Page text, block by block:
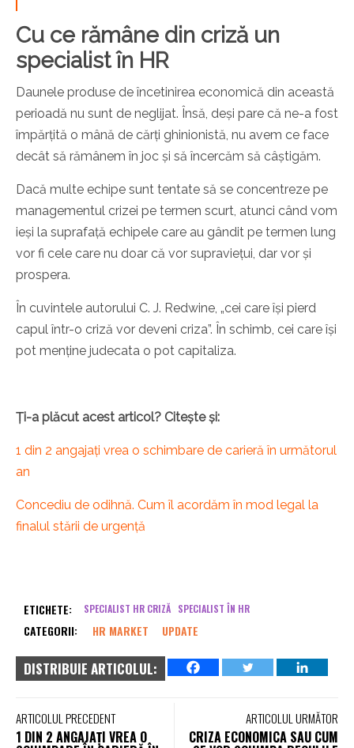
Cu ce rămâne din criză un
specialist în HR
Daunele produse de încetinirea economică din această
perioadă nu sunt de neglijat. Însă, deși pare că ne-a fost
împărțită o mână de cărți ghinionistă, nu avem ce face
decât să rămânem în joc și să încercăm să câștigăm.
Dacă multe echipe sunt tentate să se concentreze pe
managementul crizei pe termen scurt, atunci când vom
ieși la suprafață echipele care au gândit pe termen lung
vor fi cele care nu doar că vor supraviețui, dar vor și
prospera.
În cuvintele autorului C. J. Redwine, „cei care își pierd
capul într-o criză vor deveni criza”. În schimb, cei care își
pot menține judecata o pot capitaliza.
Ți-a plăcut acest articol? Citește și:
1 din 2 angajați vrea o schimbare de carieră în următorul
an
Concediu de odihnă. Cum îl acordăm în mod legal la
finalul stării de urgență
ETICHETE: SPECIALIST HR CRIZĂ SPECIALIST ÎN HR
CATEGORII: HR MARKET UPDATE
DISTRIBUIE ARTICOLUL:
ARTICOLUL PRECEDENT
1 DIN 2 ANGAJAȚI VREA O
ARTICOLUL URMĂTOR
CRIZA ECONOMICA SAU CUM